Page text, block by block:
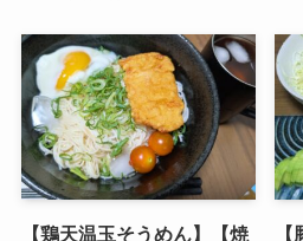
【鶏天温玉そうめん】【焼